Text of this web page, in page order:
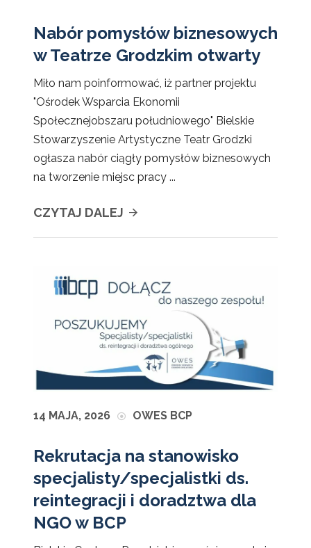
Nabór pomysłów biznesowych
w Teatrze Grodzkim otwarty
Miło nam poinformować, iż partner projektu
"Ośrodek Wsparcia Ekonomii
Społecznejobszaru południowego" Bielskie
Stowarzyszenie Artystyczne Teatr Grodzki
ogłasza nabór ciągły pomysłów biznesowych
na tworzenie miejsc pracy ...
CZYTAJ DALEJ
14 MAJA, 2026 OWES BCP
Rekrutacja na stanowisko
specjalisty/specjalistki ds.
reintegracji i doradztwa dla
NGO w BCP